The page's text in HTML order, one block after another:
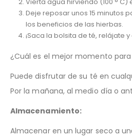
Deje reposar unos 15 minutos
los beneficios de las hierbas.
¡Saca la bolsita de té, relájate
¿Cuál es el mejor momento
Puede disfrutar de su té en
Por la mañana, al medio día o
Almacenamiento:
Almacenar en un lugar seco a